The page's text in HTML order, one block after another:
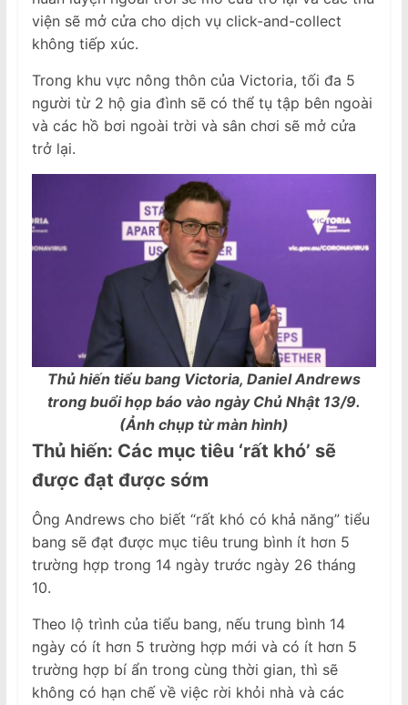
viện sẽ mở cửa cho dịch vụ click-and-collect
không tiếp xúc.
Trong khu vực nông thôn của Victoria, tối đa 5
người từ 2 hộ gia đình sẽ có thể tụ tập bên ngoài
và các hồ bơi ngoài trời và sân chơi sẽ mở cửa
trở lại.
Thủ hiến tiểu bang Victoria, Daniel Andrews
trong buổi họp báo vào ngày Chủ Nhật 13/9.
(Ảnh chụp từ màn hình)
Thủ hiến: Các mục tiêu ‘rất khó’ sẽ
được đạt được sớm
Ông Andrews cho biết “rất khó có khả năng” tiểu
bang sẽ đạt được mục tiêu trung bình ít hơn 5
trường hợp trong 14 ngày trước ngày 26 tháng
10.
Theo lộ trình của tiểu bang, nếu trung bình 14
ngày có ít hơn 5 trường hợp mới và có ít hơn 5
trường hợp bí ẩn trong cùng thời gian, thì sẽ
không có hạn chế về việc rời khỏi nhà và các